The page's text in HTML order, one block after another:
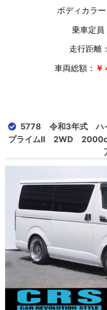
ボディカラ
乗車定員
走行距離
車両総額： ￥
5778 令和3年式 ハ
プライムⅡ 2WD